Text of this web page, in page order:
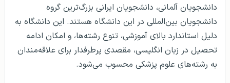
دانشجویان آلمانی، دانشجویان ایرانی بزرگ‌ترین گروه
دانشجویان بین‌المللی در این دانشگاه هستند. این دانشگاه به
دلیل استاندارد بالای آموزشی، تنوع رشته‌ها، و امکان ادامه
تحصیل در زبان انگلیسی، مقصدی پرطرفدار برای علاقه‌مندان
به رشته‌های علوم پزشکی محسوب می‌شود.